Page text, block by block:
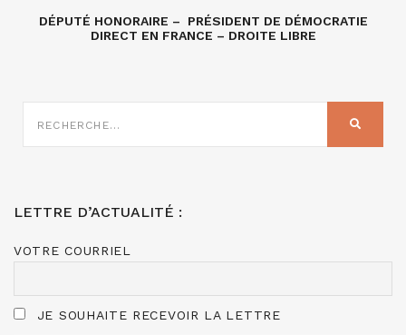
DÉPUTÉ HONORAIRE – PRÉSIDENT DE DÉMOCRATIE
DIRECT EN FRANCE – DROITE LIBRE
SUR
LETTRE D’ACTUALITÉ :
VOTRE COURRIEL
JE SOUHAITE RECEVOIR LA LETTRE